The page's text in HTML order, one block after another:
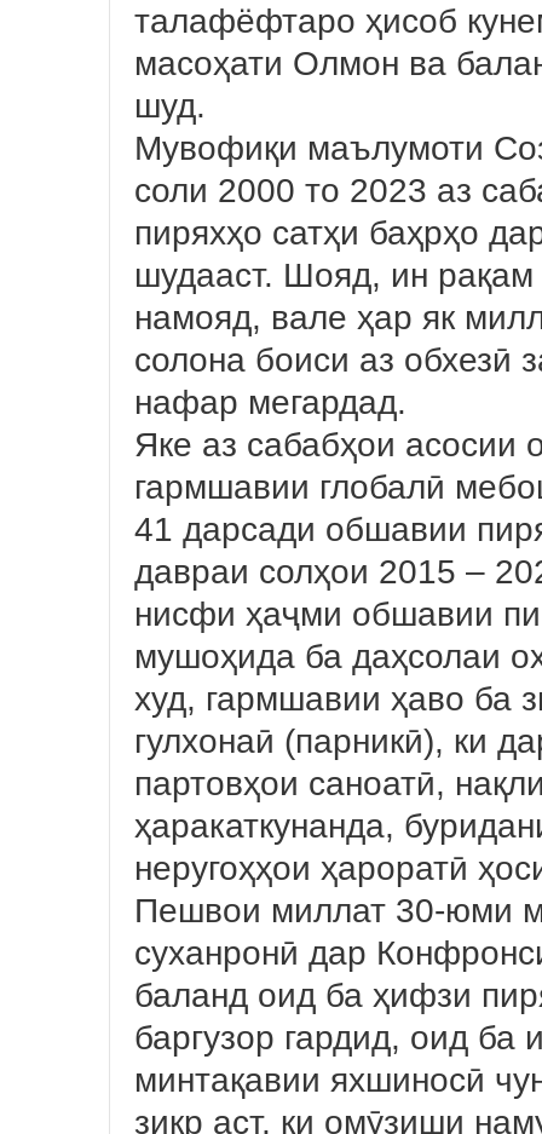
талафёфтаро ҳисоб
масоҳати Олмон ва
шуд.
Мувофиқи маълумоти
соли 2000 то 2023 аз
пиряхҳо сатҳи баҳрҳо
шудааст. Шояд, ин рақам
намояд, вале ҳар як
солона боиси аз обхезӣ
нафар мегардад.
Яке аз сабабҳои асосии
гармшавии глобалӣ
41 дарсади обшавии
давраи солҳои 2015 –
нисфи ҳаҷми обшавии
мушоҳида ба даҳсолаи
худ, гармшавии ҳаво ба
гулхонаӣ (парникӣ), ки
партовҳои саноатӣ,
ҳаракаткунанда,
неругоҳҳои ҳароратӣ
Пешвои миллат 30-юми
суханронӣ дар
баланд оид ба ҳифзи
баргузор гардид, оид
минтақавии яхшиносӣ
зикр аст, ки омӯзиши